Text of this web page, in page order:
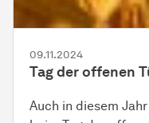
09.11.2024
Tag der offenen
Auch in diesem